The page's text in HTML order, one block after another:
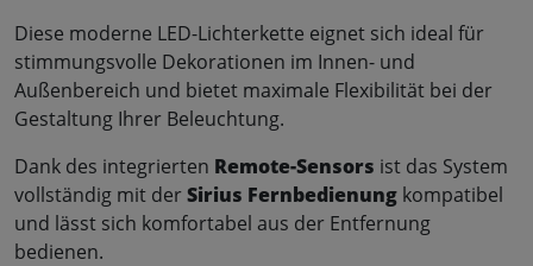
Diese moderne LED-Lichterkette eignet sich ideal für
stimmungsvolle Dekorationen im Innen- und
Außenbereich und bietet maximale Flexibilität bei der
Gestaltung Ihrer Beleuchtung.
Dank des integrierten Remote-Sensors ist das System
vollständig mit derSirius Fernbedienung kompatibel
und lässt sich komfortabel aus der Entfernung
bedienen.